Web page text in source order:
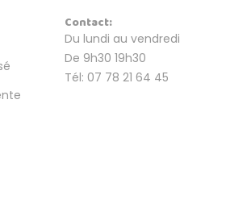
Contact:
Du lundi au vendredi
De 9h30 19h30
Tél: 07 78 21 64 45